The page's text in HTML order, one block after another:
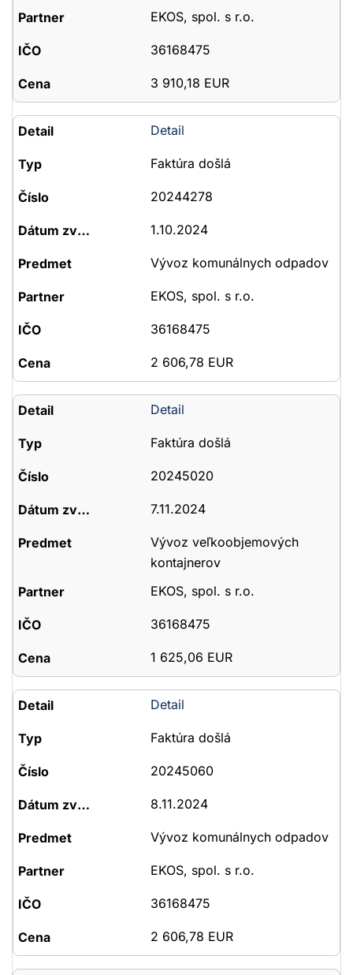
EKOS, spol. s r.o.
36168475
3 910,18 EUR
Detail
Faktúra došlá
20244278
1.10.2024
Vývoz komunálnych odpadov
EKOS, spol. s r.o.
36168475
2 606,78 EUR
Detail
Faktúra došlá
20245020
7.11.2024
Vývoz veľkoobjemových
kontajnerov
EKOS, spol. s r.o.
36168475
1 625,06 EUR
Detail
Faktúra došlá
20245060
8.11.2024
Vývoz komunálnych odpadov
EKOS, spol. s r.o.
36168475
2 606,78 EUR